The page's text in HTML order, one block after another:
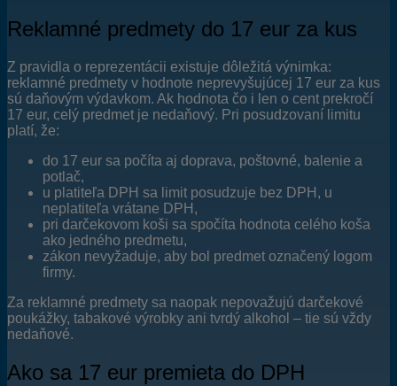
Reklamné predmety do 17 eur za kus
Z pravidla o reprezentácii existuje dôležitá výnimka:
reklamné predmety v hodnote neprevyšujúcej 17 eur za kus
sú daňovým výdavkom. Ak hodnota čo i len o cent prekročí
17 eur, celý predmet je nedaňový. Pri posudzovaní limitu
platí, že:
do 17 eur sa počíta aj doprava, poštovné, balenie a
potlač,
u platiteľa DPH sa limit posudzuje bez DPH, u
neplatiteľa vrátane DPH,
pri darčekovom koši sa spočíta hodnota celého koša
ako jedného predmetu,
zákon nevyžaduje, aby bol predmet označený logom
firmy.
Za reklamné predmety sa naopak nepovažujú darčekové
poukážky, tabakové výrobky ani tvrdý alkohol – tie sú vždy
nedaňové.
Ako sa 17 eur premieta do DPH